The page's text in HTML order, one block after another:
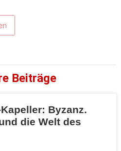
Beiträge
Byzanz.
die Welt des